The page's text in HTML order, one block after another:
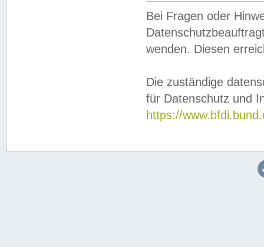
Bei Fragen oder
wenden. Diesen
Die zuständige
für Datenschutz und
https://